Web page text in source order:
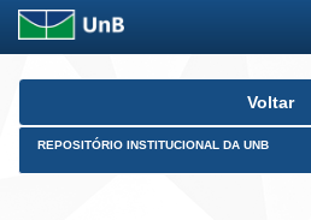
Skip
Voltar
REPOSITÓRIO INSTITUCIONAL DA UNB